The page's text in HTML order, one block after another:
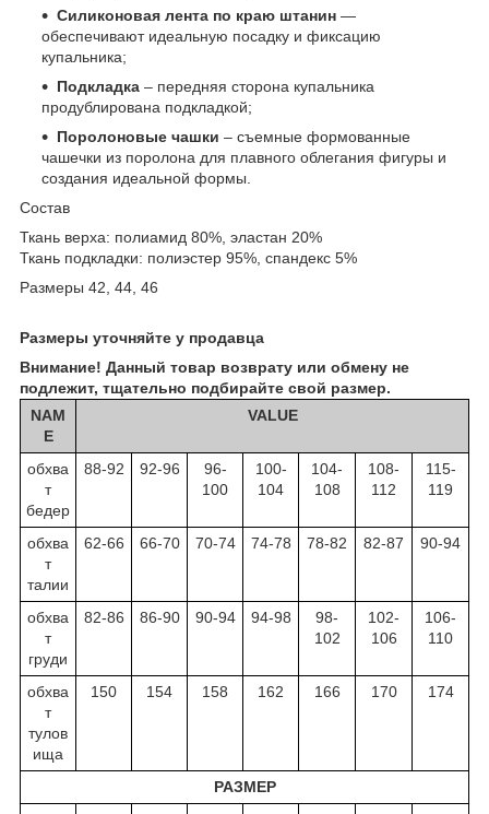
Силиконовая лента по краю штанин —
обеспечивают идеальную посадку и фиксацию
купальника;
Подкладка – передняя сторона купальника
продублирована подкладкой;
Поролоновые чашки – съемные формованные
чашечки из поролона для плавного облегания фигуры и
создания идеальной формы.
Состав
Ткань верха: полиамид 80%, эластан 20%
Ткань подкладки: полиэстер 95%, спандекс 5%
Размеры 42, 44, 46
Размеры уточняйте у продавца
Внимание! Данный товар возврату или обмену не
подлежит, тщательно подбирайте свой размер.
NAM
E
VALUE
обхва
т
бедер
88-92 92-96
96-
100
100-
104
104-
108
108-
112
115-
119
обхва
т
талии
62-66 66-70 70-74 74-78 78-82 82-87 90-94
обхва
т
груди
82-86 86-90 90-94 94-98
98-
102
102-
106
106-
110
обхва
т
тулов
ища
150 154 158 162 166 170 174
РАЗМЕР